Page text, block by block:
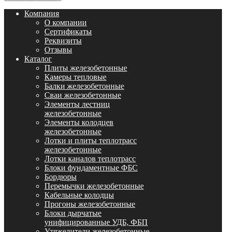
Компания
О компании
Сертификаты
Реквизиты
Отзывы
Каталог
Плиты железобетонные
Камеры тепловые
Балки железобетонные
Сваи железобетонные
Элементы лестниц
железобетонные
Элементы колодцев
железобетонные
Лотки и плиты теплотрасс
железобетонные
Лотки каналов теплотрасс
Блоки фундаментные ФБС
Бордюры
Перемычки железобетонные
Кабельные колодцы
Прогоны железобетонные
Блоки дырчатые
унифицированные УДБ, ФБП